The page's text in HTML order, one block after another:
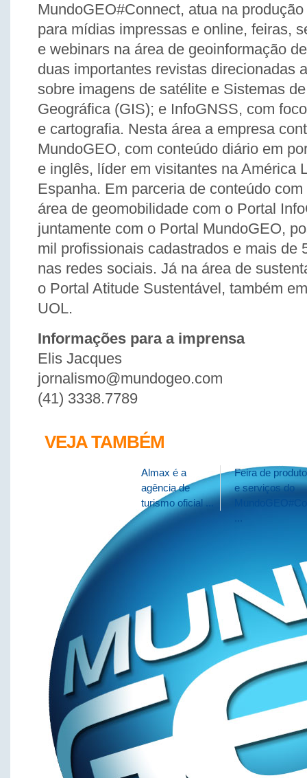
MundoGEO#Connect, atua na
para mídias impressas e online, feiras,
e webinars na área de geoinformação
duas importantes revistas direcionadas
sobre imagens de satélite e Sistemas
Geográfica (GIS); e InfoGNSS, com
e cartografia. Nesta área a empresa
MundoGEO, com conteúdo diário em
e inglês, líder em visitantes na América
Espanha. Em parceria de conteúdo
área de geomobilidade com o Portal
juntamente com o Portal MundoGEO,
mil profissionais cadastrados e mais de
nas redes sociais. Já na área de
o Portal Atitude Sustentável, também
UOL.
Informações para a imprensa
Elis Jacques
jornalismo@mundogeo.com
(41) 3338.7789
VEJA TAMBÉM
Almax é a
agência de
turismo oficial ...
Feira de
e serviços do